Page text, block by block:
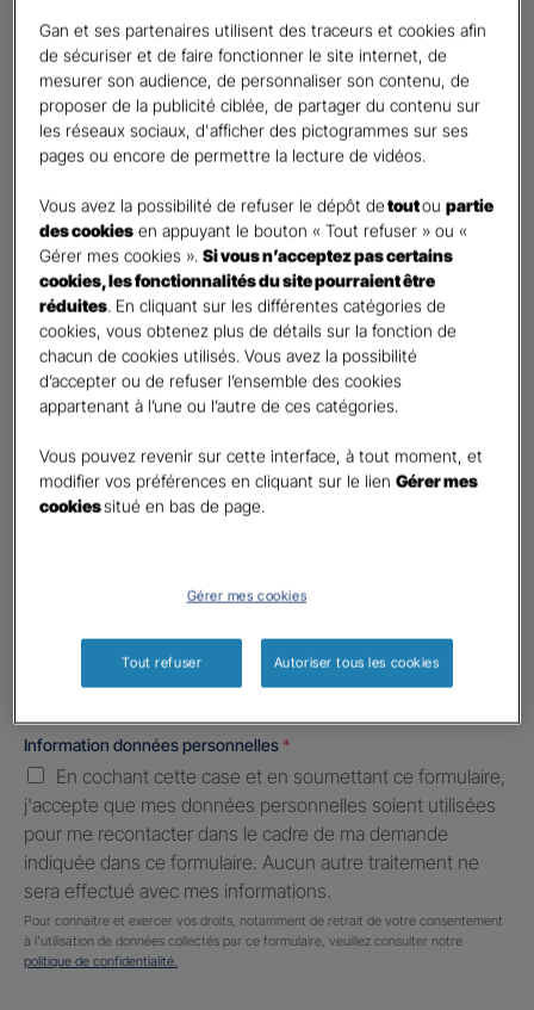
Vos informations :
Etes-vous déjà client Gan assurances ?*
Oui
Non
Civilité
Madame
Monsieur
Contact*
First Last
United
States
E-mail*
Informations complémentaires (facultatif)
Information données personnelles *
En cochant cette case et en soumettant ce formulaire,
j'accepte que mes données personnelles soient utilisées
pour me recontacter dans le cadre de ma demande
indiquée dans ce formulaire. Aucun autre traitement ne
sera effectué avec mes informations.
Pour connaitre et exercer vos droits, notamment de retrait de votre consentement
à l'utilisation de données collectés par ce formulaire, veuillez consulter notre
politique de confidentialité.
Gan et ses partenaires utilisent des traceurs et cookies afin
de sécuriser et de faire fonctionner le site internet, de
mesurer son audience, de personnaliser son contenu, de
proposer de la publicité ciblée, de partager du contenu sur
les réseaux sociaux, d'afficher des pictogrammes sur ses
pages ou encore de permettre la lecture de vidéos.
Vous avez la possibilité de refuser le dépôt detoutoupartie
des cookies en appuyant le bouton « Tout refuser » ou «
Gérer mes cookies ».Si vous n’acceptez pas certains
cookies, les fonctionnalités du site pourraient être
réduites. En cliquant sur les différentes catégories de
cookies, vous obtenez plus de détails sur la fonction de
chacun de cookies utilisés. Vous avez la possibilité
d’accepter ou de refuser l’ensemble des cookies
appartenant à l’une ou l’autre de ces catégories.
Vous pouvez revenir sur cette interface, à tout moment, et
modifier vos préférences en cliquant sur le lienGérer mes
cookiessitué en bas de page.
Gérer mes cookies
Tout refuser Autoriser tous les cookies